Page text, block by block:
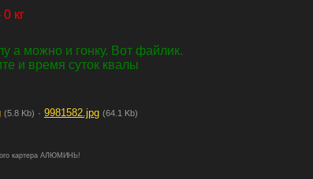
кг
а можно и гонку. Вот файлик.
и время суток квалы
(5.8 Kb) · 9981582.jpg (64.1 Kb)
картера АЛЮМИНЬ!